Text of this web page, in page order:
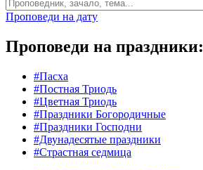
Проповеди на дату
Проповеди на праздники:
#Пасха
#Постная Триодь
#Цветная Триодь
#Праздники Богородичные
#Праздники Господни
#Двунадесятые праздники
#Страстная седмица